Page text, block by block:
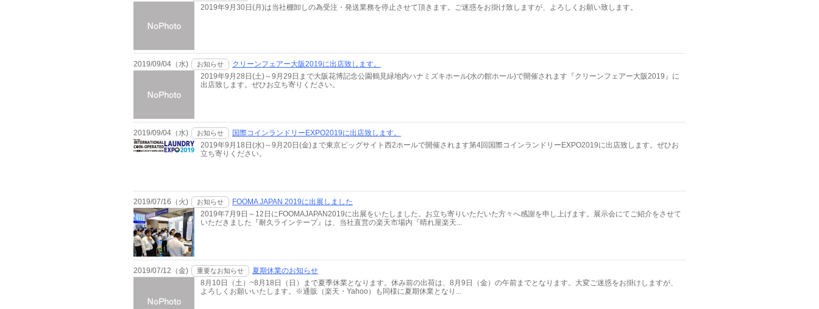
2019年9月30日(月)は当社棚卸しの為受注・発送業務を停止させて頂きます。ご迷惑をお掛け致しますが、よろしくお願い致します。
2019/09/04（水) お知らせ
クリーンフェアー大阪2019に出店致します。
2019年9月28日(土)～9月29日まで大阪花博記念公園鶴見緑地内ハナミズキホール(水の館ホール)で開催されます『クリーンフェアー大阪2019』に
出店致します。ぜひお立ち寄りください。
2019/09/04（水) お知らせ
国際コインランドリーEXPO2019に出店致します。
2019年9月18日(水)～9月20日(金)まで東京ビッグサイト西2ホールで開催されます第4回国際コインランドリーEXPO2019に出店致します。ぜひお
立ち寄りください。
2019/07/16（火) お知らせ
FOOMA JAPAN 2019に出展しました
2019年7月9日～12日にFOOMAJAPAN2019に出展をいたしました。お立ち寄りいただいた方々へ感謝を申し上げます。展示会にてご紹介をさせて
いただきました『耐久ラインテープ』は、当社直営の楽天市場内『晴れ屋楽天...
2019/07/12（金) 重要なお知らせ
夏期休業のお知らせ
8月10日（土）~8月18日（日）まで夏季休業となります。休み前の出荷は、8月9日（金）の午前までとなります。大変ご迷惑をお掛けしますが、
よろしくお願いいたします。※通販（楽天・Yahoo）も同様に夏期休業となり...